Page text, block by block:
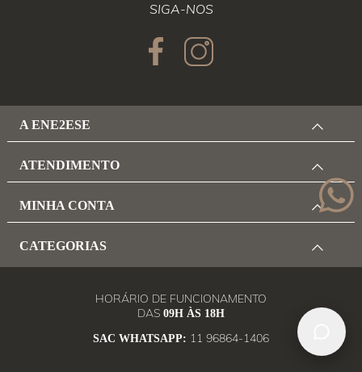
SIGA-NOS
A ENE2ESE
ATENDIMENTO
MINHA CONTA
CATEGORIAS
HORÁRIO DE FUNCIONAMENTO
DAS 09H ÀS 18H
SAC WHATSAPP: 11 96864-1406